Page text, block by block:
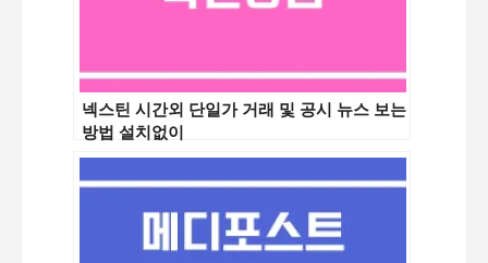
넥스틴 시간외 단일가 거래 및 공시 뉴스 보는
방법 설치없이